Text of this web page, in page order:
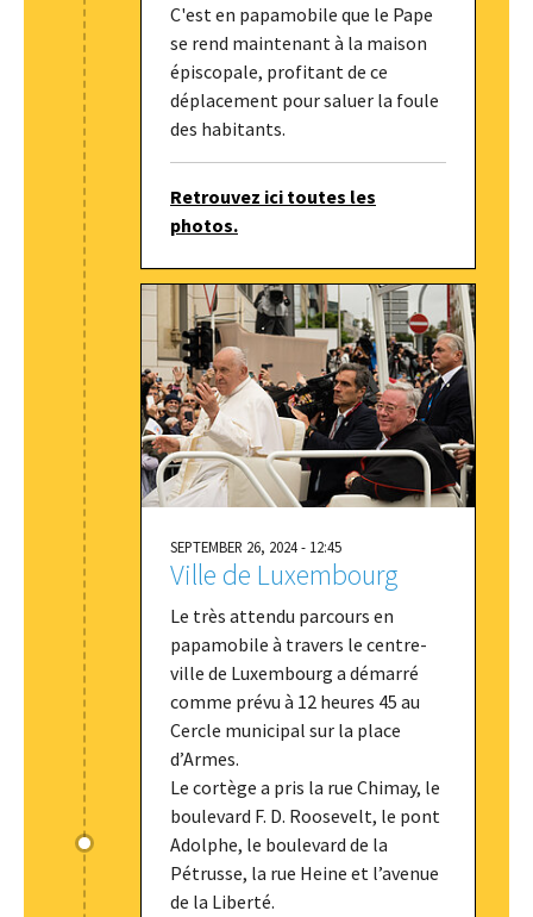
C'est en papamobile que le Pape
se rend maintenant à la maison
épiscopale, profitant de ce
déplacement pour saluer la foule
des habitants.
Retrouvez ici toutes les
photos.
SEPTEMBER 26, 2024 - 12:45
Ville de Luxembourg
Le très attendu parcours en
papamobile à travers le centre-
ville de Luxembourg a démarré
comme prévu à 12 heures 45 au
Cercle municipal sur la place
d’Armes.
Le cortège a pris la rue Chimay, le
boulevard F. D. Roosevelt, le pont
Adolphe, le boulevard de la
Pétrusse, la rue Heine et l’avenue
de la Liberté.